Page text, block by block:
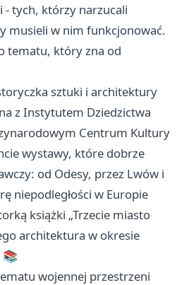
- tych, którzy narzucali
musieli w nim funkcjonować.
tematu, który zna od
sztuki i architektury
z Instytutem Dziedzictwa
Centrum Kultury
wystawy, które dobrze
od Odesy, przez Lwów i
niepodległości w Europie
książki „Trzecie miasto
architektura w okresie
📚
wojennej przestrzeni